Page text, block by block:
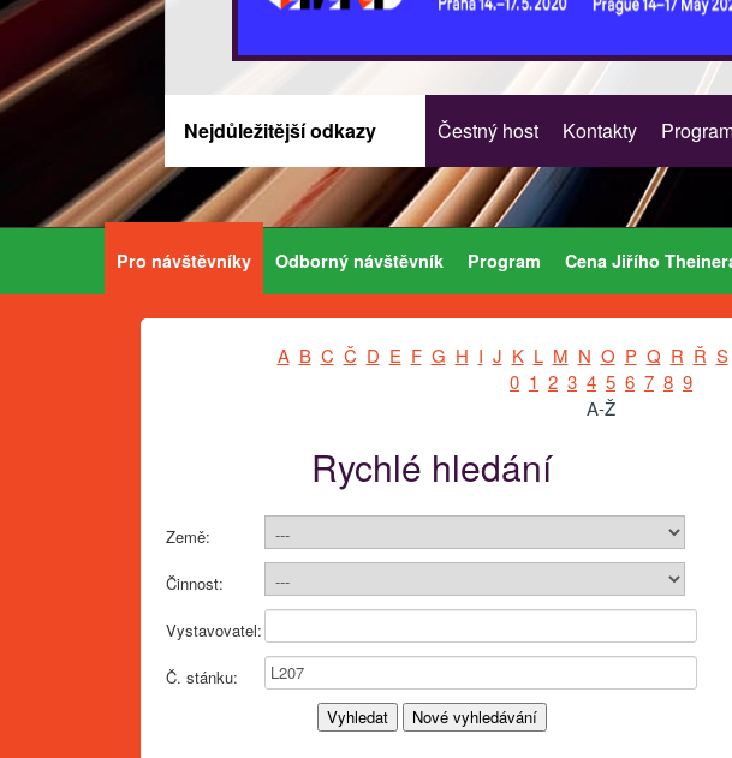
Nejdůležitější odkazy Čestný host Kontakty
Pro návštěvníky Odborný návštěvník Program Cena Jiřího
A B C Č D E F G H I J K L M N O P Q R Ř S
0 1 2 3 4 5 6 7 8 9
A-Ž
Rychlé hledání
Země:
Činnost:
Vystavovatel:
Č. stánku: